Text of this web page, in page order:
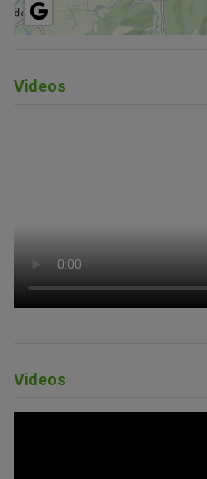
Videos
Videos